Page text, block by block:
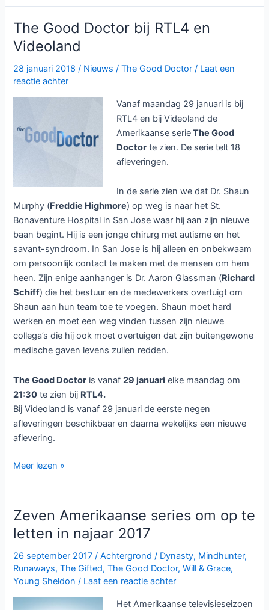
The
Good
Doctor
bij
Videoland
The Good Doctor bij RTL4 en
Videoland
28 januari 2018/ Nieuws /The Good Doctor / Laat een
reactie achter
Vanaf maandag 29 januari is bij
RTL4 en bij Videoland de
Amerikaanse serieThe Good
Doctor te zien. De serie telt 18
afleveringen.
In de serie zien we dat Dr. Shaun
Murphy (Freddie Highmore) op weg is naar het St.
Bonaventure Hospital in San Jose waar hij aan zijn nieuwe
baan begint. Hij is een jonge chirurg met autisme en het
savant-syndroom. In San Jose is hij alleen en onbekwaam
om persoonlijk contact te maken met de mensen om hem
heen. Zijn enige aanhanger is Dr. Aaron Glassman (Richard
Schiff) die het bestuur en de medewerkers overtuigt om
Shaun aan hun team toe te voegen. Shaun moet hard
werken en moet een weg vinden tussen zijn nieuwe
collega’s die hij ook moet overtuigen dat zijn buitengewone
medische gaven levens zullen redden.
The Good Doctor is vanaf29 januari elke maandag om
21:30 te zien bij RTL4.
Bij Videoland is vanaf 29 januari de eerste negen
afleveringen beschikbaar en daarna wekelijks een nieuwe
aflevering.
The
Doctor
bij
RTL4
en
Videoland
Meer lezen »
Zeven Amerikaanse series om op te
letten in najaar 2017
26 september 2017/Achtergrond / Dynasty, Mindhunter,
Runaways,The Gifted,The Good Doctor,Will & Grace,
Young Sheldon / Laat een reactie achter
Het Amerikaanse televisieseizoen